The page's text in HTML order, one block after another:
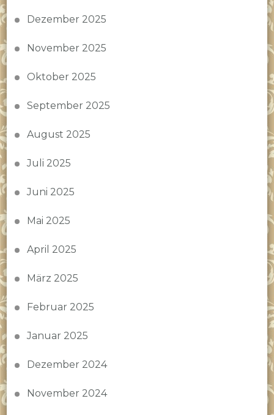
Dezember 2025
November 2025
Oktober 2025
September 2025
August 2025
Juli 2025
Juni 2025
Mai 2025
April 2025
März 2025
Februar 2025
Januar 2025
Dezember 2024
November 2024